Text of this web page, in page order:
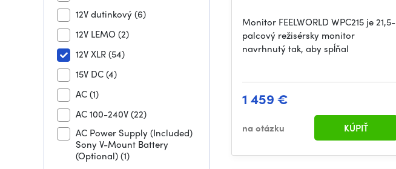
12V dutinkový(6)
12V LEMO(2)
12V XLR(54)
15V DC(4)
AC(1)
AC 100-240V(22)
AC Power Supply (Included)
Sony V-Mount Battery
(Optional)(1)
Monitor FEELWORLD WPC215 je 21,5-
palcový režisérsky monitor
navrhnutý tak, aby spĺňal
1 459 €
na otázku KÚPIŤ